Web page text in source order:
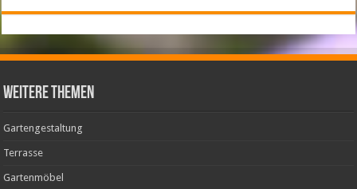
weitere Themen
Gartengestaltung
Terrasse
Gartenmöbel